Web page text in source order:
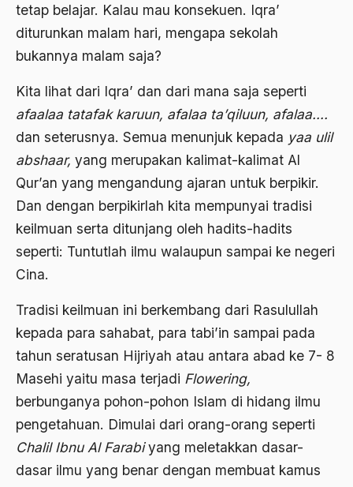
tetap belajar. Kalau mau konsekuen. Iqra’
diturunkan malam hari, mengapa sekolah
bukannya malam saja?
Kita lihat dari Iqra’ dan dari mana saja seperti
afaalaa tatafak karuun, afalaa ta’qiluun, afalaa….
dan seterusnya. Semua menunjuk kepada yaa ulil
abshaar, yang merupakan kalimat-kalimat Al
Qur’an yang mengandung ajaran untuk berpikir.
Dan dengan berpikirlah kita mempunyai tradisi
keilmuan serta ditunjang oleh hadits-hadits
seperti: Tuntutlah ilmu walaupun sampai ke negeri
Cina.
Tradisi keilmuan ini berkembang dari Rasulullah
kepada para sahabat, para tabi’in sampai pada
tahun seratusan Hijriyah atau antara abad ke 7- 8
Masehi yaitu masa terjadi Flowering,
berbunganya pohon-pohon Islam di hidang ilmu
pengetahuan. Dimulai dari orang-orang seperti
Chalil Ibnu Al Farabiyang meletakkan dasar-
dasar ilmu yang benar dengan membuat kamus
Banser
Bapak Koperasi
Barathiya Janata Party
BArisan Nasional
Batak
Batavia
BBM
Begin
Beijing
Belanakan
belanda